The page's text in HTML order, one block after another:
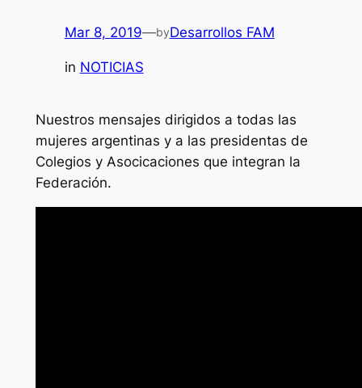
Mar 8, 2019—byDesarrollos FAM
in NOTICIAS
Nuestros mensajes dirigidos a todas las
mujeres argentinas y a las presidentas de
Colegios y Asocicaciones que integran la
Federación.